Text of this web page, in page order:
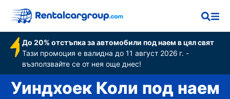
До 20% отстъпка за автомобили под наем в цял свят
Тази промоция е валидна до 11 август 2026 г. -
възползвайте се от нея още днес!
Уиндхоек Коли под наем